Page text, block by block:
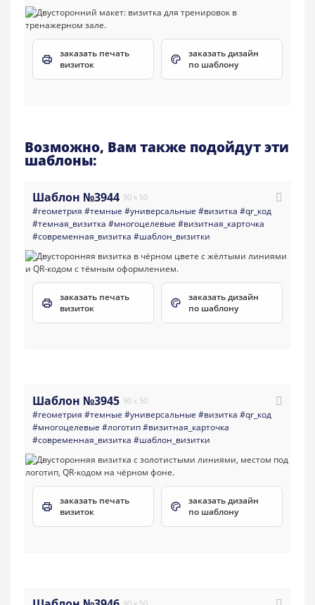
заказать печать
визиток
заказать дизайн
по шаблону
Возможно, Вам также подойдут эти
шаблоны:
Шаблон №3944 90 x 50
#геометрия #темные #универсальные #визитка #qr_код
#темная_визитка #многоцелевые #визитная_карточка
#современная_визитка #шаблон_визитки
заказать печать
визиток
заказать дизайн
по шаблону
Шаблон №3945 90 x 50
#геометрия #темные #универсальные #визитка #qr_код
#многоцелевые #логотип#визитная_карточка
#современная_визитка #шаблон_визитки
заказать печать
визиток
заказать дизайн
по шаблону